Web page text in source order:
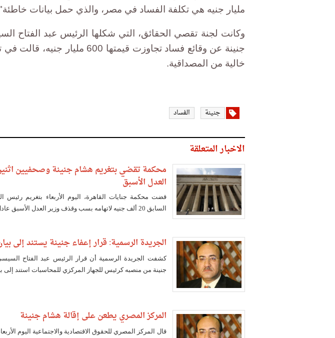
مليار جنيه هي تكلفة الفساد في مصر، والذي حمل بيانات
وكانت لجنة تقصي الحقائق، التي شكلها الرئيس عبد الفتاح
جنينة عن وقائع فساد تجاوزت قيمتها 600
خالية من المصداقية.
جنينة الفساد
الاخبار المتعلقة
محكمة تقضي بتغريم هشام جنينة وصحفيين
العدل الأسبق
قضت محكمة جنايات القاهرة، اليوم الأربعاء بتغريم رئيس
السابق 20 ألف جنيه لاتهامه بسب وقذف وزير العدل الأسبق عادل عبد الحميد.
الجريدة الرسمية: قرار إعفاء جنينة يستند إلى
كشفت الجريدة الرسمية أن قرار الرئيس عبد الفتاح
جنينة من منصبه كرئيس للجهاز المركزي للمحاسبات استند إلى
المركز المصري يطعن على إقالة هشام جنينة
قال المركز المصري للحقوق الاقتصادية والاجتماعية اليوم